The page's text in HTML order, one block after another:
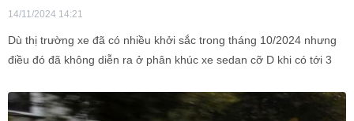
14/11/2024 14:21
Dù thị trường xe đã có nhiều khởi sắc trong tháng 10/2024 nhưng
điều đó đã không diễn ra ở phân khúc xe sedan cỡ D khi có tới 3